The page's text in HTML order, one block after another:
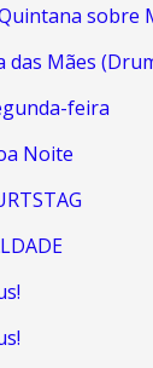
sobre
das Mães
feira
Noite